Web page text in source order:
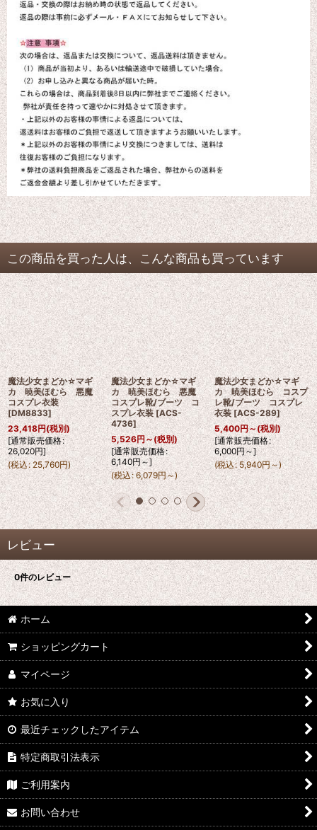
この商品を買った人は、こんな商品も買っています
魔法少女まどか☆マギ
カ 暁美ほむら 悪魔
コスプレ衣装
[DM8833]
23,418円(税別)
[通常販売価格:
26,020円]
(税込: 25,760円)
魔法少女まどか☆マギ
カ 暁美ほむら 悪魔
コスプレ靴/ブーツ コ
スプレ衣装 [ACS-
4736]
5,526円～(税別)
[通常販売価格:
6,140円～]
(税込: 6,079円～)
魔法少女まどか☆マギ
カ 暁美ほむら コスプ
レ靴/ブーツ コスプレ
衣装 [ACS-289]
5,400円～(税別)
[通常販売価格:
6,000円～]
(税込: 5,940円～)
レビュー
0件のレビュー
ホーム
ショッピングカート
マイページ
お気に入り
最近チェックしたアイテム
特定商取引法表示
ご利用案内
お問い合わせ